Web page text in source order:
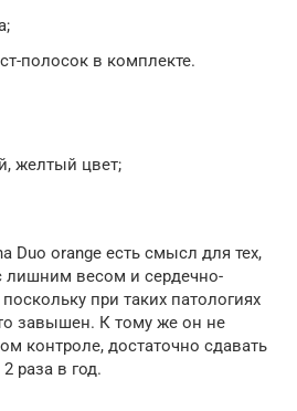
полосок в комплекте.
желтый цвет;
Duo orange есть смысл для тех,
лишним весом и сердечно-
при таких патологиях
завышен. К тому же он не
контроле, достаточно сдавать
раза в год.